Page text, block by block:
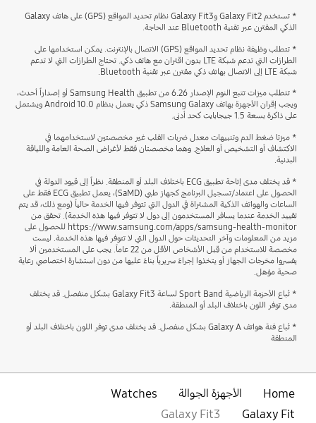
* تستخدم Galaxy Fit2 وGalaxy Fit3 نظام تحديد المواقع (GPS) على هاتف Galaxy
الذكي المقترن عبر تقنية Bluetooth عند الحاجة.
* تتطلب وظيفة نظام تحديد المواقع (GPS) الاتصال بالإنترنت. يمكن استخدامها على
الطرازات التي تدعم شبكة LTE بدون اقتران مع هاتف ذكي. تحتاج الطرازات التي لا تدعم
شبكة LTE إلى الاتصال بهاتف ذكي مقترن عبر تقنية Bluetooth.
* تتطلب ميزات تتبع النوم الإصدار 6.26 من تطبيق Samsung Health أو إصداراً أحدث،
ويجب إقران الأجهزة بهاتف Samsung Galaxy ذكي يعمل بنظام Android 10.0 ويشتمل
على ذاكرة بسعة 1.5 جيجابايت كحد أدنى.
* ميزتا ضغط الدم وتنبيهات معدل ضربات القلب غير مخصصتين لاستخدامهما في
الاكتشاف أو التشخيص أو العلاج. وهما مخصصتان فقط لأغراض الصحة العامة واللياقة
البدنية.
* قد يختلف مدى إتاحة تطبيق ECG باختلاف البلد أو المنطقة. نظراً إلى قيود الدولة في
الحصول على اعتماد/تسجيل البرنامج كجهاز طبي (SaMD)، يعمل تطبيق ECG فقط على
الساعات والهواتف الذكية المشتراة في الدول التي تتوفر فيها الخدمة حالياً (ومع ذلك، قد يتم
تقييد الخدمة عندما يسافر المستخدمون إلى دول لا تتوفر فيها هذه الخدمة). تحقق من
https://www.samsung.com/apps/samsung-health-monitor للحصول على
مزيد من المعلومات وآخر التحديثات حول الدول التي لا تتوفر فيها هذه الخدمة. ليست
مخصصة للاستخدام من قِبل الأشخاص الأقل من 22 عاماً. يجب على المستخدمين ألا
يفسروا مخرجات الجهاز أو يتخذوا إجراءً سريرياً بناءً عليها من دون استشارة اختصاصي رعاية
صحية مؤهل.
* تُباع الأحزمة الرياضية Sport Band لساعة Galaxy Fit3 بشكل منفصل. قد يختلف
مدى توفر اللون باختلاف البلد أو المنطقة.
* تُباع فئة هواتف Galaxy A بشكل منفصل. قد يختلف مدى توفر اللون باختلاف البلد أو
المنطقة
Home الأجهزة الجوالة
Watches
Galaxy Fit
Galaxy Fit3